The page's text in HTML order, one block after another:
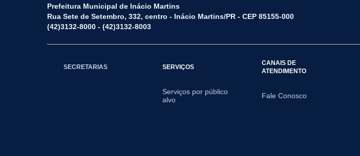
Prefeitura Municipal de Inácio Martins
Rua Sete de Setembro, 332, centro - Inácio Martins/PR - CEP 85155-000
(42)3132-8000 - (42)3132-8003
SECRETARIAS SERVIÇOS
Serviços por público
alvo
CANAIS DE
ATENDIMENTO
Fale Conosco